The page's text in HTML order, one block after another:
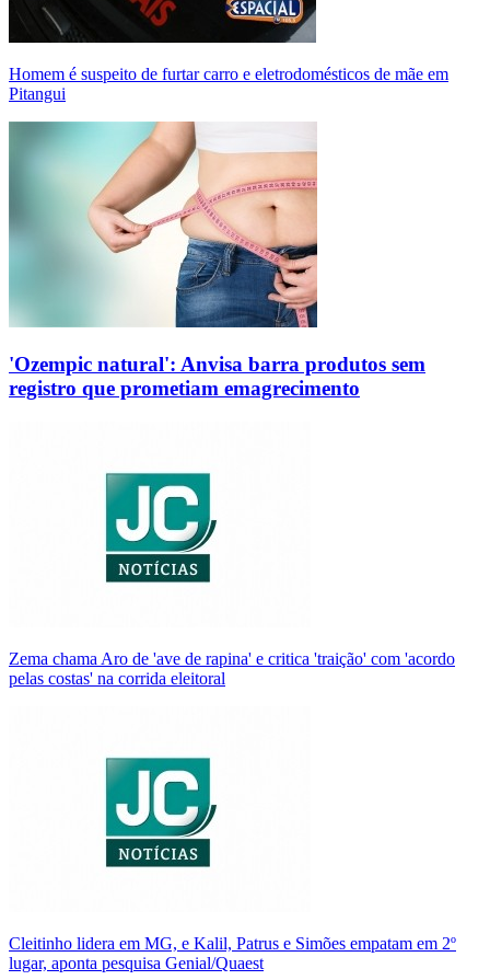
Homem é suspeito de furtar carro e eletrodomésticos de mãe em
Pitangui
'Ozempic natural': Anvisa barra produtos sem
registro que prometiam emagrecimento
Zema chama Aro de 'ave de rapina' e critica 'traição' com 'acordo
pelas costas' na corrida eleitoral
Cleitinho lidera em MG, e Kalil, Patrus e Simões empatam em 2º
lugar, aponta pesquisa Genial/Quaest